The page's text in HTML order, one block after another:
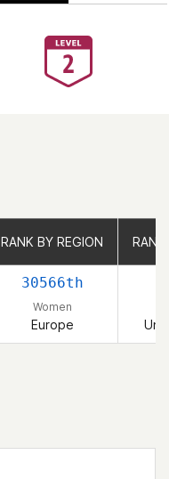
RANK BY REGION
30566th
Women
Europe
RANK BY REGION